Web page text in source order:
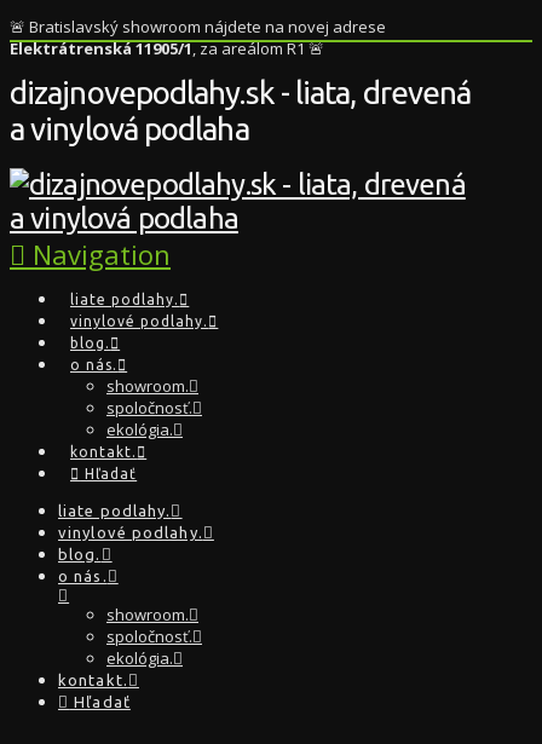
🚨 Bratislavský showroom nájdete na novej adrese
Elektrátrenská 11905/1, za areálom R1 🚨
dizajnovepodlahy.sk - liata, drevená
a vinylová podlaha
Navigation
liate podlahy.
vinylové podlahy.
blog.
o nás.
showroom.
spoločnosť.
ekológia.
kontakt.
Hľadať
liate podlahy.
vinylové podlahy.
blog.
o nás.
showroom.
spoločnosť.
ekológia.
kontakt.
Hľadať